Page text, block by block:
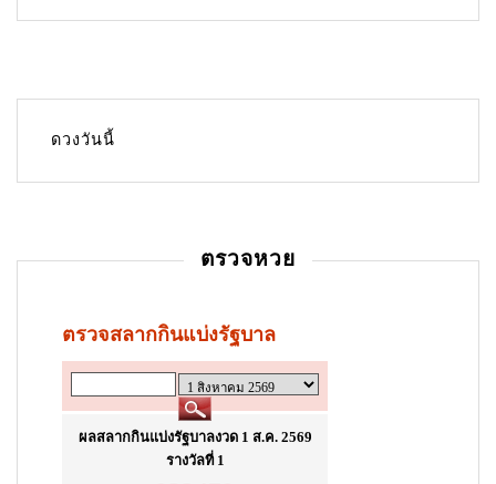
ดวงวันนี้
ตรวจหวย